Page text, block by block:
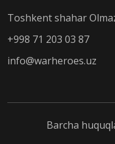
Toshkent shahar
+998 71 203 03 87
info@warheroes.uz
Barcha